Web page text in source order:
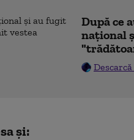
După ce
naţional
și: